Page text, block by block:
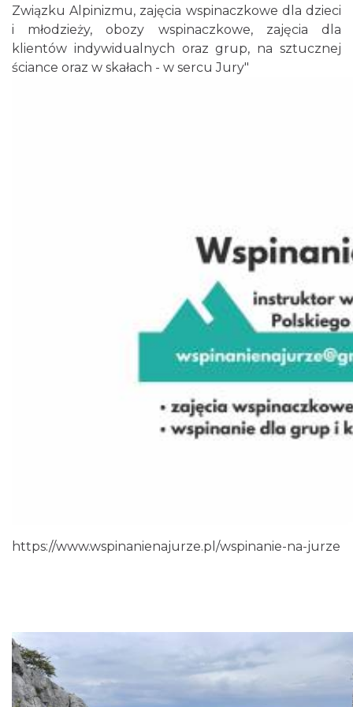
Związku Alpinizmu, zajęcia wspinaczkowe dla dzieci
i młodzieży, obozy wspinaczkowe, zajęcia dla
klientów indywidualnych oraz grup, na sztucznej
ściance oraz w skałach - w sercu Jury"
https://www.wspinanienajurze.pl/wspinanie-na-jurze